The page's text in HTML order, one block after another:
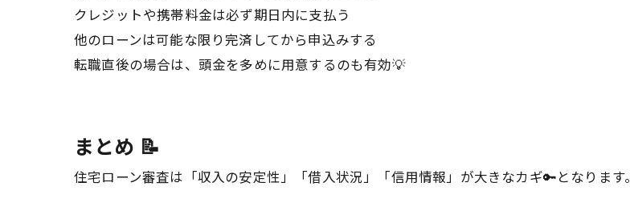
クレジットや携帯料金は必ず期日内に支払う
他のローンは可能な限り完済してから申込みする
転職直後の場合は、頭金を多めに用意するのも有効💡
まとめ 📝
住宅ローン審査は「収入の安定性」「借入状況」「信用情報」が大きなカギ🔑となります。